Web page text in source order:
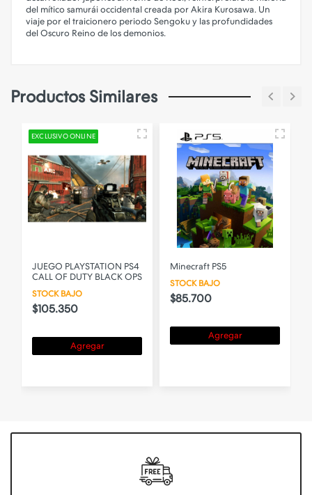
del mítico samurái occidental creada por Akira Kurosawa. Un
viaje por el traicionero periodo Sengoku y las profundidades
del Oscuro Reino de los demonios.
Productos Similares
EXCLUSIVO ONLINE
JUEGO PLAYSTATION PS4
CALL OF DUTY BLACK OPS
STOCK BAJO
$105.350
Agregar
Minecraft PS5
STOCK BAJO
$85.700
Agregar